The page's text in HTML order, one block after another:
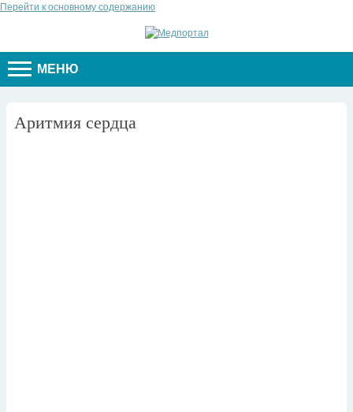
Перейти к основному содержанию
МЕНЮ
Аритмия сердца